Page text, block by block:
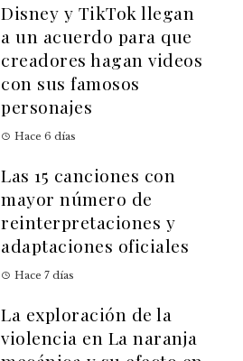
Disney y TikTok llegan
a un acuerdo para que
creadores hagan videos
con sus famosos
personajes
Hace 6 días
Las 15 canciones con
mayor número de
reinterpretaciones y
adaptaciones oficiales
Hace 7 días
La exploración de la
violencia en La naranja